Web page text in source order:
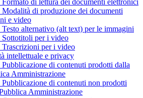
Formato di lettura dei documenti elettronici
Modalità di produzione dei documenti
e video
Testo alternativo (alt text) per le immagini
Sottotitoli per i video
Trascrizioni per i video
intellettuale e privacy
Pubblicazione di contenuti prodotti dalla
Amministrazione
Pubblicazione di contenuti non prodotti
Amministrazione